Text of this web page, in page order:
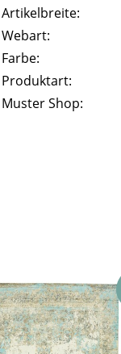
Artikelbreite:
Webart:
Farbe:
Produktart:
Muster Shop: